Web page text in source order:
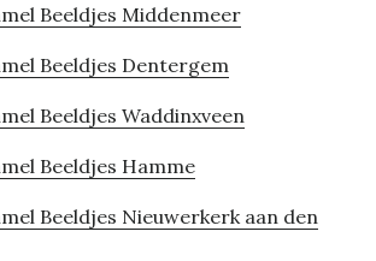
Beeldjes Middenmeer
Beeldjes Dentergem
Beeldjes Waddinxveen
Beeldjes Hamme
Beeldjes Nieuwerkerk aan den